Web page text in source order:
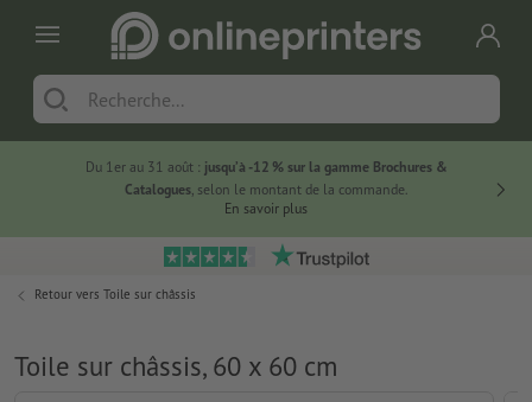
Du 1er au 31 août : jusqu’à -12 % sur la gamme Brochures &
Catalogues, selon le montant de la commande.
En savoir plus
Retour vers Toile sur châssis
Toile sur châssis, 60 x 60 cm